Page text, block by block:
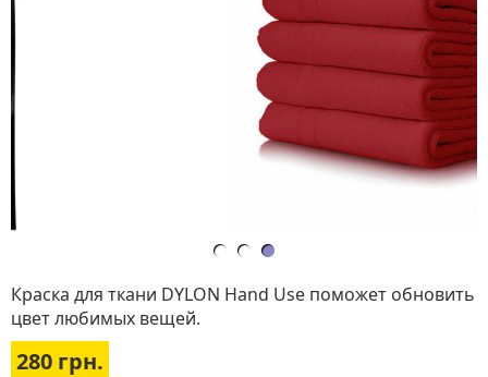
Краска для ткани DYLON Hand Use поможет обновить
цвет любимых вещей.
280 грн.